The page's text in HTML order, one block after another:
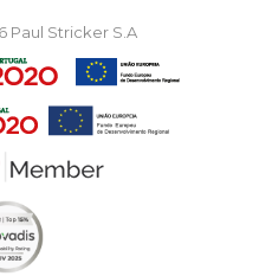
Paul Stricker S.A